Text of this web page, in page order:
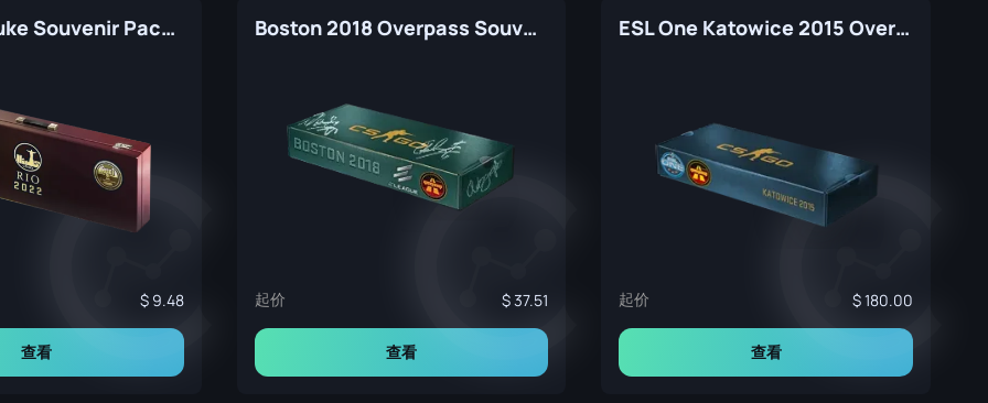
Rio 2022 Nuke Souvenir Package
9.48
查看
Boston 2018 Overpass Souvenir Package
起价 37.51
查看
ESL One Katowice 2015 Overpass Souvenir Package
起价 180.00
查看